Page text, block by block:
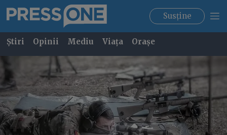
Susține
Știri Opinii Mediu Viața Orașe